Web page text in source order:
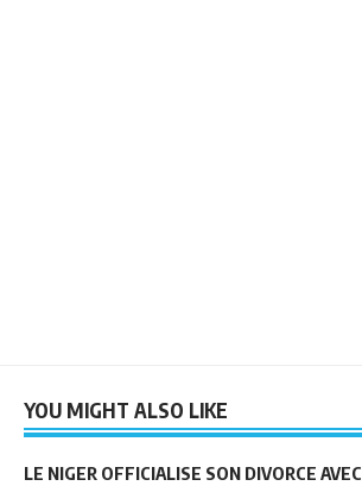
YOU MIGHT ALSO LIKE
LE NIGER OFFICIALISE SON DIVORCE AVEC